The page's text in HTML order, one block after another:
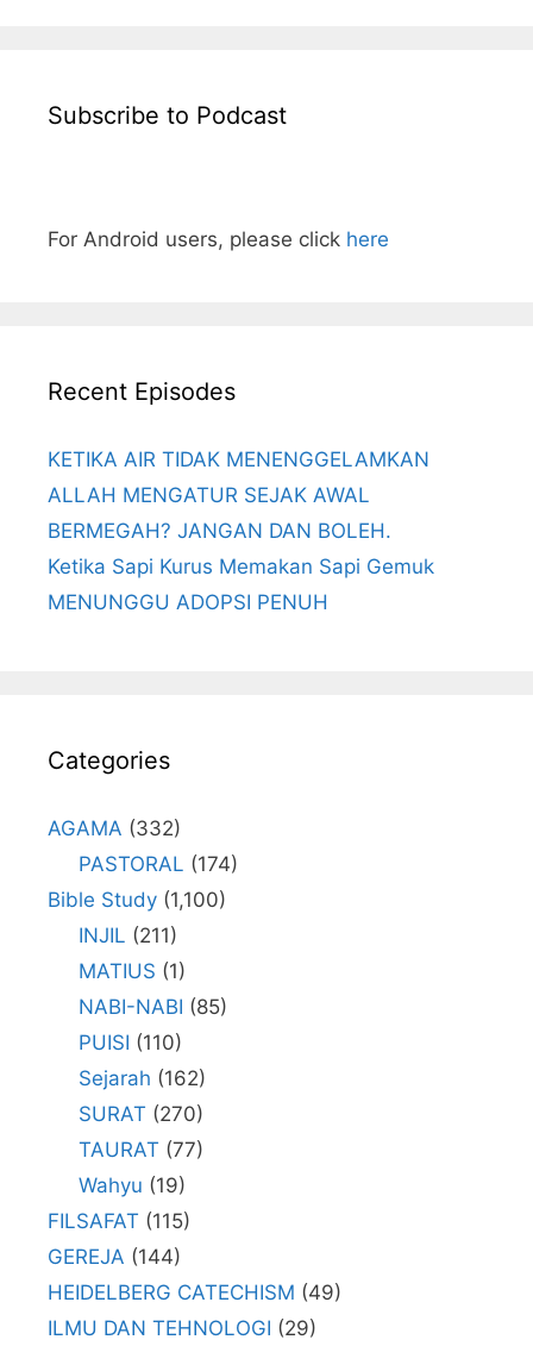
Subscribe to Podcast
For Android users, please click here
Recent Episodes
KETIKA AIR TIDAK MENENGGELAMKAN
ALLAH MENGATUR SEJAK AWAL
BERMEGAH? JANGAN DAN BOLEH.
Ketika Sapi Kurus Memakan Sapi Gemuk
MENUNGGU ADOPSI PENUH
Categories
AGAMA (332)
PASTORAL (174)
Bible Study (1,100)
INJIL (211)
MATIUS (1)
NABI-NABI (85)
PUISI (110)
Sejarah (162)
SURAT (270)
TAURAT (77)
Wahyu (19)
FILSAFAT (115)
GEREJA (144)
HEIDELBERG CATECHISM (49)
ILMU DAN TEHNOLOGI (29)